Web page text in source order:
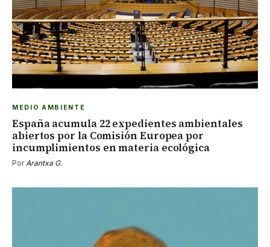
MEDIO AMBIENTE
España acumula 22 expedientes ambientales
abiertos por la Comisión Europea por
incumplimientos en materia ecológica
PorArantxa G.